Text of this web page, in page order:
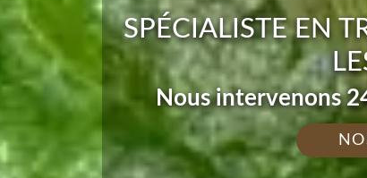
SPÉCIALISTE EN
Nous intervenons